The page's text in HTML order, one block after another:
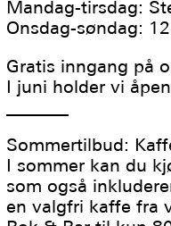
Mandag-tirsdag:
Onsdag-søndag:
Gratis inngang på
I juni holder vi
Sommertilbud:
I sommer kan du
som også
en valgfri kaffe fra